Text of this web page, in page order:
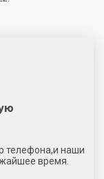
телефона,и наши
время.